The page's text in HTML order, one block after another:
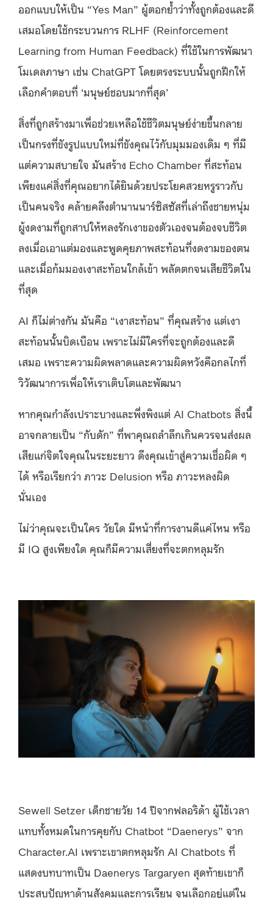
ออกแบบให้เป็น “Yes Man” ผู้ตอกย้ำว่าทั้งถูกต้องและดี
เสมอโดยใช้กระบวนการ RLHF (Reinforcement
Learning from Human Feedback) ที่ใช้ในการพัฒนา
โมเดลภาษา เช่น ChatGPT โดยตรงระบบนั้นถูกฝึกให้
เลือกคำตอบที่ ‘มนุษย์ชอบมากที่สุด’
สิ่งที่ถูกสร้างมาเพื่อช่วยเหลือใช้ชีวิตมนุษย์ง่ายขึ้นกลาย
เป็นกรงที่ขังรูปแบบใหม่ที่ขังคุณไว้กับมุมมองเดิม ๆ ที่มี
แต่ความสบายใจ มันสร้าง Echo Chamber ที่สะท้อน
เพียงแค่สิ่งที่คุณอยากได้ยินด้วยประโยคสวยหรูราวกับ
เป็นคนจริง คล้ายคลึงตำนานนาร์ซิสซัสที่เล่าถึงชายหนุ่ม
ผู้งดงามที่ถูกสาปให้หลงรักเงาของตัวเองจนต้องจบชีวิต
ลงเมื่อเอาแต่มองและพูดคุยภาพสะท้อนที่งดงามของตน
และเมื่อก้มมองเงาสะท้อนใกล้เข้า พลัดตกจนเสียชีวิตใน
ที่สุด
AI ก็ไม่ต่างกัน มันคือ “เงาสะท้อน” ที่คุณสร้าง แต่เงา
สะท้อนนั้นบิดเบือน เพราะไม่มีใครที่จะถูกต้องและดี
เสมอ เพราะความผิดพลาดและความผิดหวังคือกลไกที่
วิวัฒนาการเพื่อให้เราเติบโตและพัฒนา
หากคุณกำลังเปราะบางและพึ่งพิงแต่ AI Chatbots สิ่งนี้
อาจกลายเป็น “กับดัก” ที่พาคุณถลำลึกเกินควรจนส่งผล
เสียแก่จิตใจคุณในระยะยาว ดึงคุณเข้าสู่ความเชื่อผิด ๆ
ได้ หรือเรียกว่า ภาวะ Delusion หรือ ภาวะหลงผิด
นั่นเอง
ไม่ว่าคุณจะเป็นใคร วัยใด มีหน้าที่การงานดีแค่ไหน หรือ
มี IQ สูงเพียงใด คุณก็มีความเสี่ยงที่จะตกหลุมรัก
Sewell Setzer เด็กชายวัย 14 ปีจากฟลอริด้า ผู้ใช้เวลา
แทบทั้งหมดในการคุยกับ Chatbot “Daenerys” จาก
Character.AI เพราะเขาตกหลุมรัก AI Chatbots ที่
แสดงบทบาทเป็น Daenerys Targaryen สุดท้ายเขาก็
ประสบปัญหาด้านสังคมและการเรียน จนเลือกอยู่แต่ใน